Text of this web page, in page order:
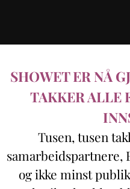
SHOWET ER NÅ
TAKKER ALLE
Tusen, tusen
samarbeidspartnere,
og ikke minst